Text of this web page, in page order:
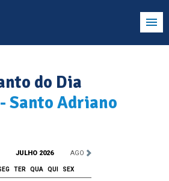
do Dia
Santo Adriano
JULHO 2026 AGO
TER QUA QUI
SEX